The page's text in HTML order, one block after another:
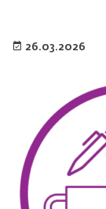
26.03.2026